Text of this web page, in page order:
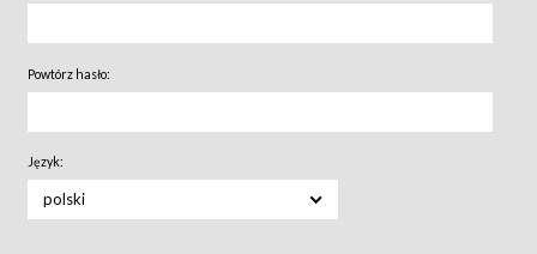
Powtórz hasło:
Język:
polski